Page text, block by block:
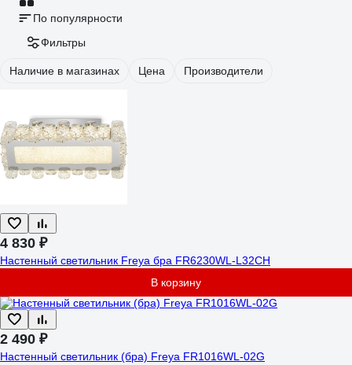
По популярности
Фильтры
Наличие в магазинах Цена Производители
4 830 ₽
Настенный светильник Freya бра FR6230WL-L32CH
В корзину
2 490 ₽
Настенный светильник (бра) Freya FR1016WL-02G